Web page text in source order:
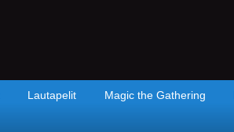
Lautapelit Magic the Gathering